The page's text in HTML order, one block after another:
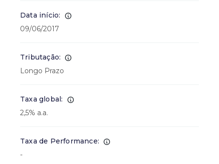
Data início:
09/06/2017
Tributação:
Longo Prazo
Taxa global:
2,5% a.a.
Taxa de Performance:
-